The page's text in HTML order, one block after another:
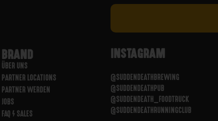
BRAND
ÜBER UNS
PARTNER LOCATIONS
PARTNER WERDEN
JOBS
FAQ / SALES
INSTAGRAM
@SUDDENDEATHBREWING
@SUDDENDEATHPUB
@SUDDENDEATH_FOODTRUCK
@SUDDENDEATHRUNNINGCLUB